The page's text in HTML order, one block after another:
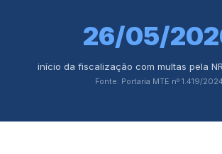
26/05/
início da fiscalização com multas pela
Fonte: Portaria MTE nº 1.419/2024